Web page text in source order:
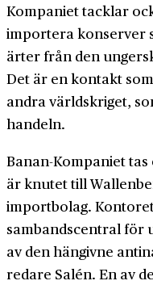
Kompaniet tacklar
importera konserver
ärter från den
Det är en kontakt
andra världs­kriget,
handeln.
Banan-Kompaniet
är knutet till
import­bolag.
sambands­central för
av den hängivne
redare Salén. En av